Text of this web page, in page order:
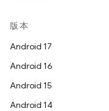
版本
Android 17
Android 16
Android 15
Android 14